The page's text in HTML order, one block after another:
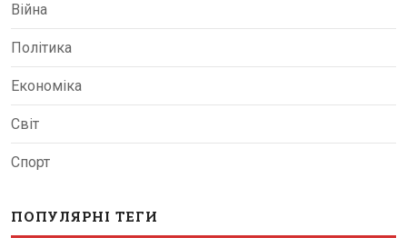
Війна
Політика
Економіка
Світ
Спорт
ПОПУЛЯРНІ ТЕГИ